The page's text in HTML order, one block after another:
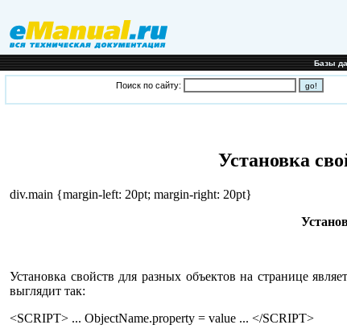
Базы
Поиск по сайту:
Установка
div.main {margin-left: 20pt; margin-right: 20pt}
Установка свойств для разных объектов на странице
выглядит так:
<SCRIPT> ... ObjectName.property = value ... </SCRIPT>